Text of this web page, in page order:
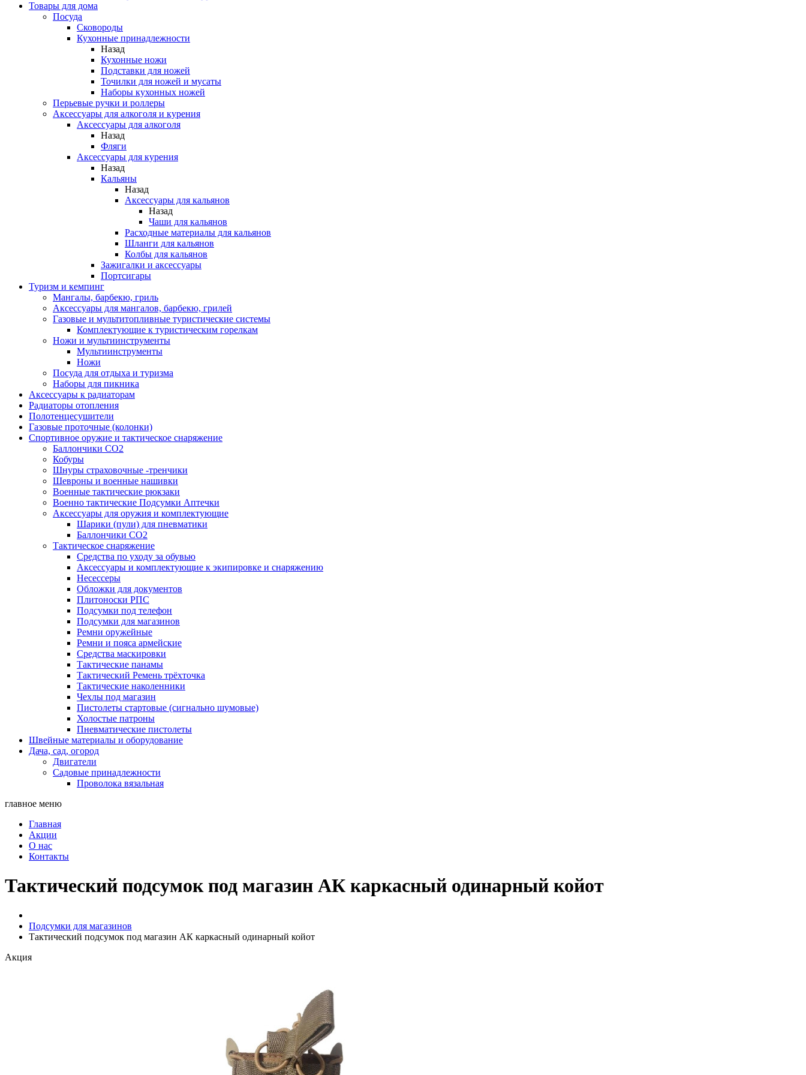
Товары для дома
Посуда
Сковороды
Кухонные принадлежности
Назад
Кухонные ножи
Подставки для ножей
Точилки для ножей и мусаты
Наборы кухонных ножей
Перьевые ручки и роллеры
Аксессуары для алкоголя и курения
Аксессуары для алкоголя
Назад
Фляги
Аксессуары для курения
Назад
Кальяны
Назад
Аксессуары для кальянов
Назад
Чаши для кальянов
Расходные материалы для кальянов
Шланги для кальянов
Колбы для кальянов
Зажигалки и аксессуары
Портсигары
Туризм и кемпинг
Мангалы, барбекю, гриль
Аксессуары для мангалов, барбекю, грилей
Газовые и мультитопливные туристические системы
Комплектующие к туристическим горелкам
Ножи и мультиинструменты
Мультиинструменты
Ножи
Посуда для отдыха и туризма
Наборы для пикника
Аксессуары к радиаторам
Радиаторы отопления
Полотенцесушители
Газовые проточные (колонки)
Спортивное оружие и тактическое снаряжение
Баллончики CO2
Кобуры
Шнуры страховочные -тренчики
Шевроны и военные нашивки
Военные тактические рюкзаки
Военно тактические Подсумки Аптечки
Аксессуары для оружия и комплектующие
Шарики (пули) для пневматики
Баллончики CO2
Тактическое снаряжение
Средства по уходу за обувью
Аксессуары и комплектующие к экипировке и снаряжению
Несессеры
Обложки для документов
Плитоноски РПС
Подсумки под телефон
Подсумки для магазинов
Ремни оружейные
Ремни и пояса армейские
Средства маскировки
Тактические панамы
Тактический Ремень трёхточка
Тактические наколенники
Чехлы под магазин
Пистолеты стартовые (сигнально шумовые)
Холостые патроны
Пневматические пистолеты
Швейные материалы и оборудование
Дача, сад, огород
Двигатели
Садовые принадлежности
Проволока вязальная
главное меню
Главная
Акции
О нас
Контакты
Тактический подсумок под магазин АК каркасный одинарный койот
Подсумки для магазинов
Тактический подсумок под магазин АК каркасный одинарный койот
Акция